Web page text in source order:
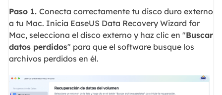
Paso 1. Conecta correctamente tu disco duro externo
a tu Mac. Inicia EaseUS Data Recovery Wizard for
Mac, selecciona el disco externo y haz clic en "Buscar
datos perdidos" para que el software busque los
archivos perdidos en él.